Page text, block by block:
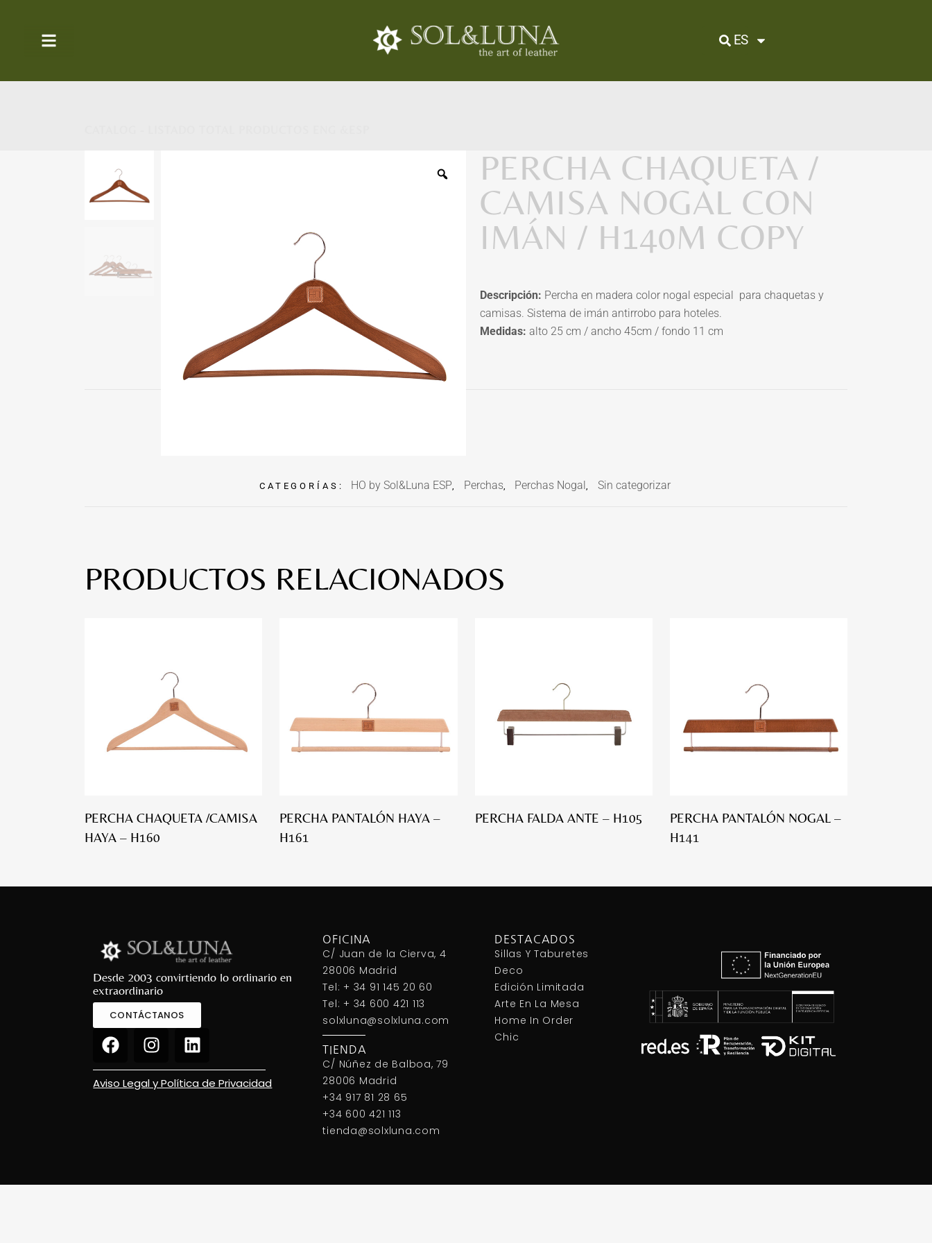
ES
PERCHA CHAQUETA /
CAMISA NOGAL CON
IMÁN / H140M COPY
Descripción: Percha en madera color nogal especial para chaquetas y
camisas. Sistema de imán antirrobo para hoteles.
Medidas: alto 25 cm / ancho 45cm / fondo 11 cm
CATEGORÍAS: HO by Sol&Luna ESP, Perchas, Perchas Nogal, Sin categorizar
PRODUCTOS RELACIONADOS
PERCHA CHAQUETA /CAMISA
HAYA – H160
PERCHA PANTALÓN HAYA –
H161
PERCHA FALDA ANTE – H105
PERCHA PANTALÓN NOGAL –
H141
Desde 2003 convirtiendo lo ordinario en
extraordinario
CONTÁCTANOS
Aviso Legal y Política de Privacidad
OFICINA
C/ Juan de la Cierva, 4
28006 Madrid
Tel: + 34 91 145 20 60
Tel: + 34 600 421 113
solxluna@solxluna.com
TIENDA
C/ Núñez de Balboa, 79
28006 Madrid
+34 917 81 28 65
+34 600 421 113
tienda@solxluna.com
DESTACADOS
Sillas Y Taburetes
Deco
Edición Limitada
Arte En La Mesa
Home In Order
Chic